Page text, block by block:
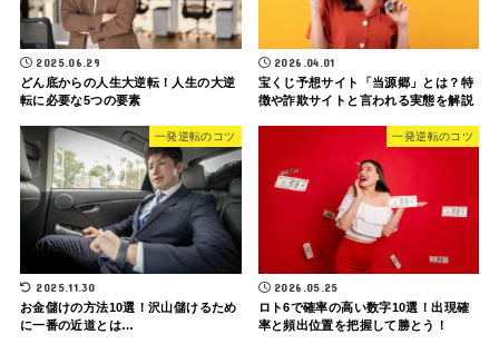
2025.06.29
どん底からの人生大逆転！人生の大逆
転に必要な5つの要素
2026.04.01
宝くじ予想サイト「当源郷」とは？特
徴や詐欺サイトと言われる実態を解説
一発逆転のコツ
2025.11.30
お金儲けの方法10選！沢山儲けるため
に一番の近道とは…
一発逆転のコツ
2026.05.25
ロト6で確率の高い数字10選！出現確
率と頻出位置を把握して勝とう！